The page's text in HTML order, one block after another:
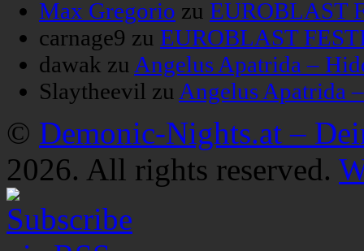
Max Gregorio zu EUROBLAST
carnage9 zu EUROBLAST
dawak zu Angelus Apatrida –
Slaytheevil zu Angelus Apatrida
© Demonic-Nights.at –
2026. All rights reserved.